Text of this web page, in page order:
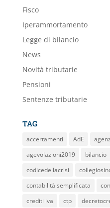
Fisco
Iperammortamento
Legge di bilancio
News
Novità tributarie
Pensioni
Sentenze tributarie
TAG
accertamenti AdE
agevolazioni2019
bilancio
codicedellacrisi
contabilità semplificata
crediti iva
ctp